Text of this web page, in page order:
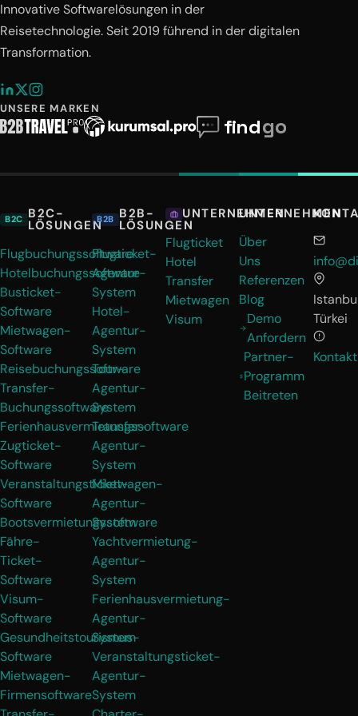
Innovative Softwarelösungen in der
Reisetechnologie. Seit 2019 führend in der digitalen
Transformation.
UNSERE MARKEN
B2C B2C-
LÖSUNGEN
Flugbuchungssoftware
Hotelbuchungssoftware
Busticket-
Software
Mietwagen-
Software
Reisebuchungssoftware
Transfer-
Buchungssoftware
Ferienhausvermietungssoftware
Zugticket-
Software
Veranstaltungsticket-
Software
Bootsvermietungssoftware
Fähre-
Ticket-
Software
Visum-
Software
Gesundheitstourismus-
Software
Mietwagen-
Firmensoftware
B2B B2B-
LÖSUNGEN
Flugticket-
Agentur-
System
Hotel-
Agentur-
System
Tour-
Agentur-
System
Transfer-
Agentur-
System
Mietwagen-
Agentur-
System
Yachtvermietung-
Agentur-
System
Ferienhausvermietung-
Agentur-
System
Veranstaltungsticket-
Agentur-
System
UNTERNEHMEN
Flugticket
Hotel
Transfer
Mietwagen
Visum
UNTERNEHMEN
Über
Uns
Referenzen
Blog
Demo
Anfordern
Partner-
Programm
Beitreten
Türkei
Kontakt